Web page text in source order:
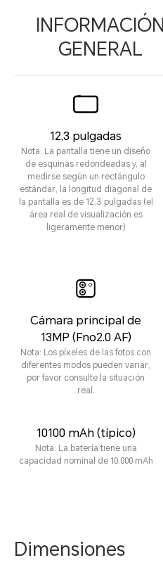
INFORMACIÓN
GENERAL
12,3 pulgadas
Nota: La pantalla tiene un diseño
de esquinas redondeadas y, al
medirse según un rectángulo
estándar, la longitud diagonal de
la pantalla es de 12,3 pulgadas (el
área real de visualización es
ligeramente menor)
Cámara principal de
13MP (Fno2.0 AF)
Nota: Los píxeles de las fotos con
diferentes modos pueden variar,
por favor consulte la situación
real.
10100 mAh (típico)
Nota: La batería tiene una
capacidad nominal de 10.000 mAh
Dimensiones